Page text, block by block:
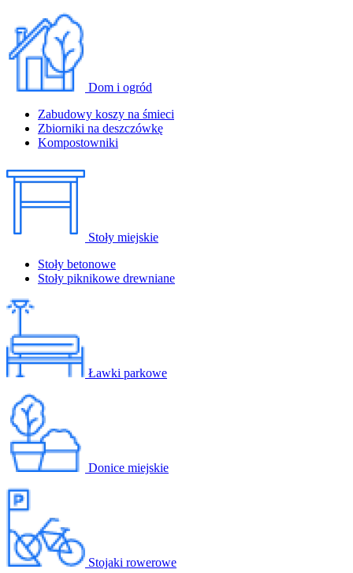
Dom i ogród
Zabudowy koszy na śmieci
Zbiorniki na deszczówkę
Kompostowniki
Stoły miejskie
Stoły betonowe
Stoły piknikowe drewniane
Ławki parkowe
Donice miejskie
Stojaki rowerowe